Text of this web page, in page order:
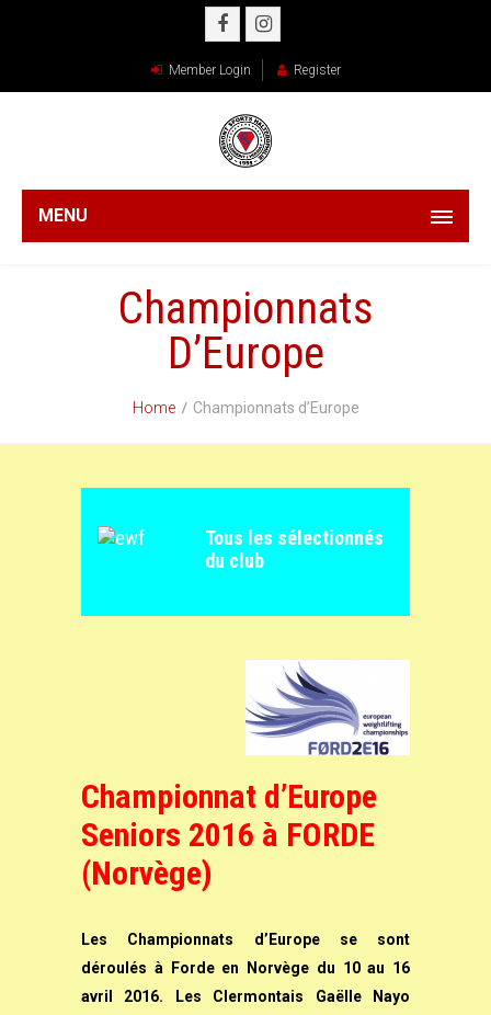
Member Login Register
MENU
Championnats
D’Europe
Home Championnats d’Europe
Tous les sélectionnés
du club
Championnat d’Europe
Seniors 2016 à FORDE
(Norvège)
Les Championnats d’Europe se sont
déroulés à Forde en Norvège du 10 au 16
avril 2016. Les Clermontais Gaëlle Nayo